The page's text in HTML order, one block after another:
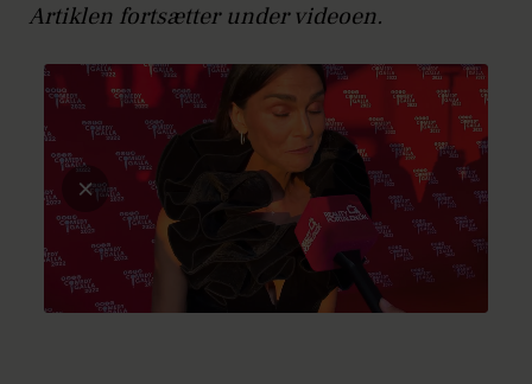
Artiklen fortsætter under videoen.